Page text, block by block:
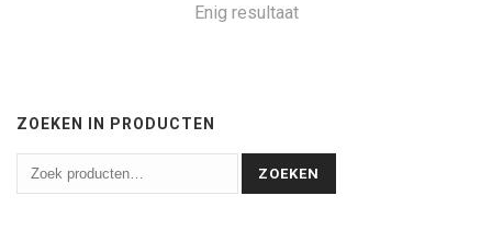
Enig resultaat
ZOEKEN IN PRODUCTEN
ZOEKEN